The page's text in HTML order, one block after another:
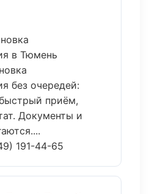
в Тюмень
без очередей:
приём,
Документы и
191-44-65